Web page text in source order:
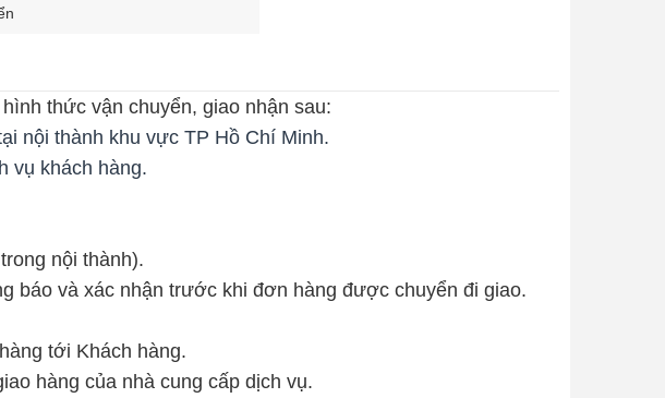
thức vận chuyển, giao nhận sau:
nội thành khu vực TP Hồ Chí Minh.
vụ khách hàng.
nội thành).
báo và xác nhận trước khi đơn hàng được chuyển đi giao.
tới Khách hàng.
hàng của nhà cung cấp dịch vụ.